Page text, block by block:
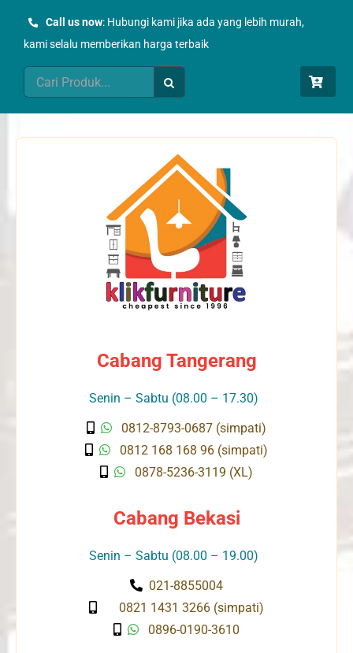
Call us now: Hubungi kami jika ada yang lebih murah,
kami selalu memberikan harga terbaik
Search
for:
Cabang Tangerang
Senin – Sabtu (08.00 – 17.30)
0812-8793-0687 (simpati)
0812 168 168 96 (simpati)
0878-5236-3119 (XL)
Cabang Bekasi
Senin – Sabtu (08.00 – 19.00)
021-8855004
0821 1431 3266 (simpati)
0896-0190-3610